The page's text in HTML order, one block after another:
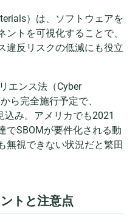
）は、ソフトウェアを
トを可視化することで、
違反リスクの低減にも役立
エンス法（Cyber
ら完全施行予定で、
込み。アメリカでも2021
でSBOMが要件化される動
無視できない状況だと繁田
トと注意点